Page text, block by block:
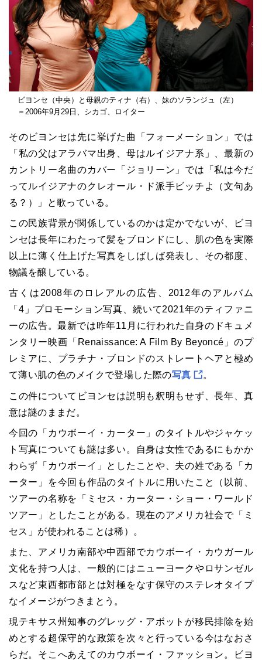
ビヨンセ（中央）と母親のティナ（右）、妹のソランジュ（左）
＝2006年9月29日、シカゴ、ロイター
そのビヨンセは先に挙げた曲「フォーメーション」では
「私の父はアラバマ出身、母はルイジアナ系」、最新の
カントリー名曲のカバー「ジョリーン」では「私は今だ
ってルイジアナのクレオール・ド派手ビッチよ（文句あ
る？）」と歌っている。
この民族背景が関係しているのかは定かでないが、ビヨ
ンセは長年にわたって髪をブロンドにし、肌の色を実際
以上に薄く仕上げた写真をしばしば発表し、その都度、
物議を醸している。
古くは2008年のロレアルの広告、2012年のアルバム
「4」プロモーション写真、続いて2021年のティファニ
ーの広告。最新では昨年11月に行われた自身のドキュメ
ンタリー映画「Renaissance: A Film By Beyoncé」のプ
レミアに、プラチナ・ブロンドのストレートヘアと極め
て薄い肌の色のメイクで登場した際の写真 。
この件についてビヨンセは説明も釈明もせず、長年、真
意は謎のままだ。
今回の「カウボーイ・カーター」のタイトルやジャケッ
ト写真についても謎は多い。自身は女性であるにもかか
わらず「カウボーイ」としたことや、夫の姓である「カ
ーター」を今回も作品のタイトルに用いたこと（以前、
ツアーの名称を「ミセス・カーター・ショー・ワールド
ツアー」としたことがある。現在のアメリカ社会で「ミ
セス」が使われることは稀）。
また、アメリカ南部や中西部でカウボーイ・カウガール
文化を持つ人は、一般的にはニューヨークやロサンゼル
スなど東西都市部とは対極をなす保守のステレオタイプ
なイメージがつきまとう。
現テキサス州知事のグレッグ・アボットが移民排除を始
めとする超保守的な政策を次々と行っている今はなおさ
らだ。そこへあえてのカウボーイ・ファッション。ビヨ